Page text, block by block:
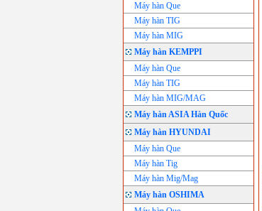
Máy hàn Que
Máy hàn TIG
Máy hàn MIG
Máy hàn KEMPPI
Máy hàn Que
Máy hàn TIG
Máy hàn MIG/MAG
Máy hàn ASIA Hàn Quốc
Máy hàn HYUNDAI
Máy hàn Que
Máy hàn Tig
Máy hàn Mig/Mag
Máy hàn OSHIMA